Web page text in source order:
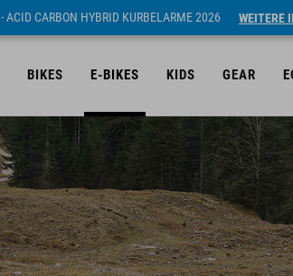
- ACID CARBON HYBRID KURBELARME 2026 WEITERE
BIKES E-BIKES KIDS GEAR